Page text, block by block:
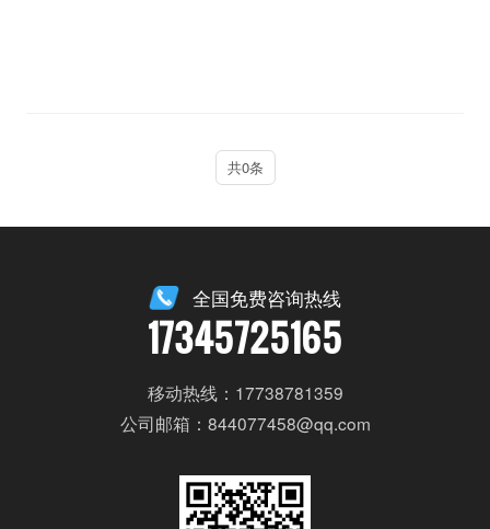
共0条
全国免费咨询热线
17345725165
移动热线：17738781359
公司邮箱：844077458@qq.com